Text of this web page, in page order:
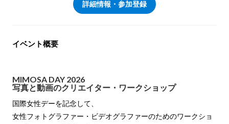
詳細情報・参加登録
イベント概要
MIMOSA DAY 2026
写真と動画のクリエイター・ワークショップ
国際女性デーを記念して、
女性フォトグラファー・ビデオグラファーのためのワークショ